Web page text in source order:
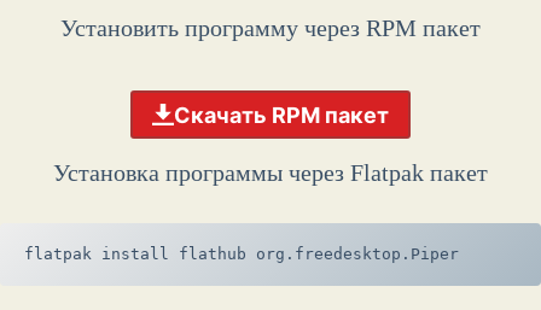
Установить программу через RPM пакет
Скачать RPM пакет
Установка программы через Flatpak пакет
flatpak install flathub org.freedesktop.Piper